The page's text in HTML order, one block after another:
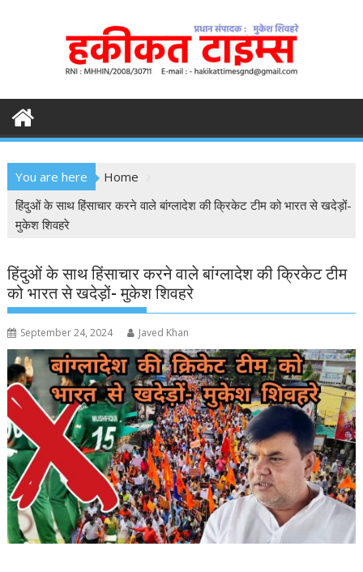
o
You are here
Home
हिंदुओं के साथ हिंसाचार करने वाले बांग्लादेश की क्रिकेट टीम को भारत से खदेड़ों-
मुकेश शिवहरे
हिंदुओं के साथ हिंसाचार करने वाले बांग्लादेश की क्रिकेट टीम
को भारत से खदेड़ों- मुकेश शिवहरे
September 24, 2024 Javed Khan